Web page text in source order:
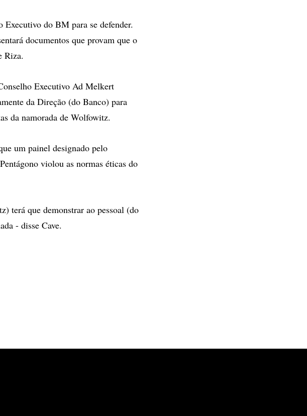
Executivo do BM para se defender.
documentos que provam que o
Riza.
Executivo Ad Melkert
da Direção (do Banco) para
da namorada de Wolfowitz.
um painel designado pelo
violou as normas éticas do
terá que demonstrar ao pessoal (do
- disse Cave.